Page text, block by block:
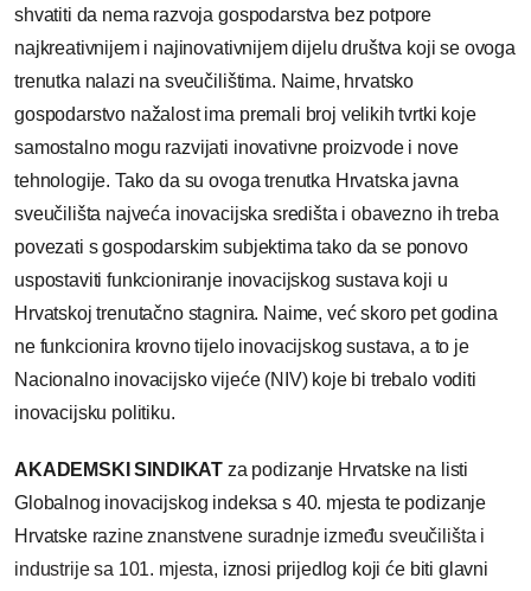
shvatiti da nema razvoja gospodarstva bez potpore
najkreativnijem i najinovativnijem dijelu društva koji se ovoga
trenutka nalazi na sveučilištima. Naime, hrvatsko
gospodarstvo nažalost ima premali broj velikih tvrtki koje
samostalno mogu razvijati inovativne proizvode i nove
tehnologije. Tako da su ovoga trenutka Hrvatska javna
sveučilišta najveća inovacijska središta i obavezno ih treba
povezati s gospodarskim subjektima tako da se ponovo
uspostaviti funkcioniranje inovacijskog sustava koji u
Hrvatskoj trenutačno stagnira. Naime, već skoro pet godina
ne funkcionira krovno tijelo inovacijskog sustava, a to je
Nacionalno inovacijsko vijeće (NIV) koje bi trebalo voditi
inovacijsku politiku.
AKADEMSKI SINDIKAT za podizanje Hrvatske na listi
Globalnog inovacijskog indeksa s 40. mjesta te podizanje
Hrvatske razine znanstvene suradnje između sveučilišta i
industrije sa 101. mjesta, iznosi prijedlog koji će biti glavni